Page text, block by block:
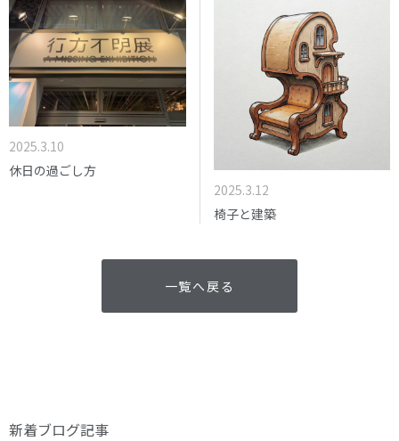
2025.3.10
休日の過ごし方
2025.3.12
椅子と建築
一覧へ戻る
新着ブログ記事